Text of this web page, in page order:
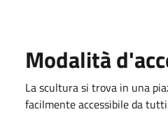
Modalità
La scultura si trova in una
facilmente accessibile da